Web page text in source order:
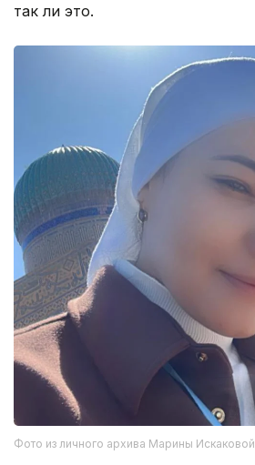
так ли это.
Фото из личного архива Марины Искаковой